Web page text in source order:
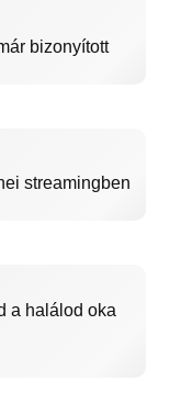
bizonyított
streamingben
a halálod oka